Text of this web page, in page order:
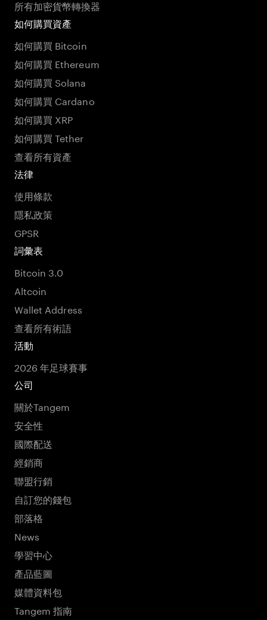
所有加密貨幣轉換器
如何購買資產
如何購買 Bitcoin
如何購買 Ethereum
如何購買 Solana
如何購買 Cardano
如何購買 XRP
如何購買 Tether
查看所有資產
法律
使用條款
隱私政策
GPSR
詞彙表
Bitcoin 3.0
Altcoin
Wallet Address
查看所有術語
活動
2026 年足球賽事
公司
關於Tangem
安全性
國際配送
經銷商
聯盟行銷
自訂您的錢包
部落格
News
學習中心
產品藍圖
媒體資料包
Tangem 指南